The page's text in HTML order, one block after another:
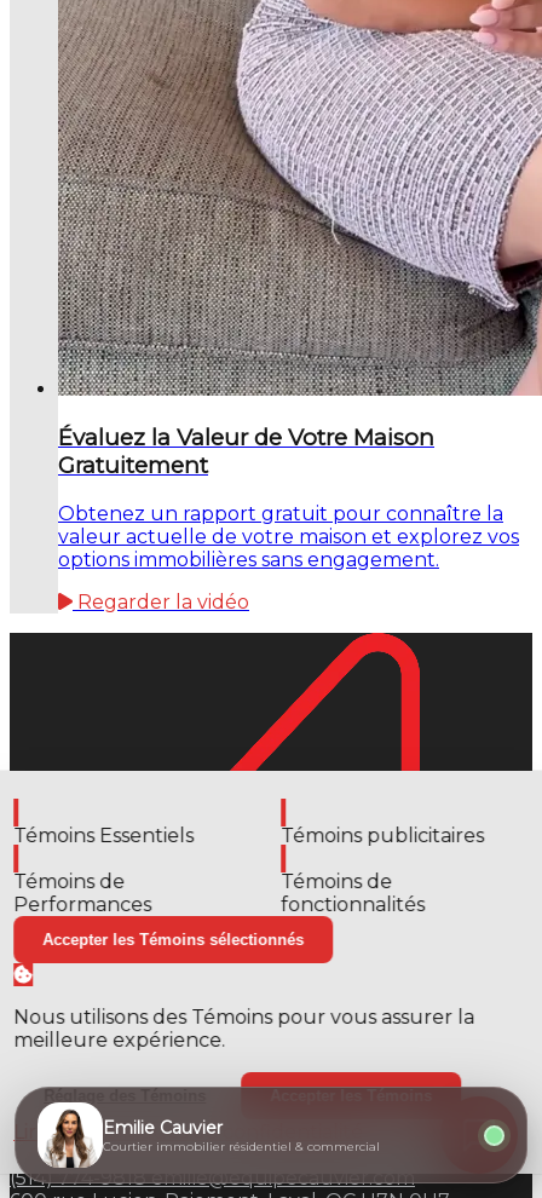
Évaluez la Valeur de Votre Maison
Gratuitement
Obtenez un rapport gratuit pour connaître la
valeur actuelle de votre maison et explorez vos
options immobilières sans engagement.
Regarder la vidéo
Emilie Cauvier
Courtier immobilier résidentiel et commercial
(514) 774-9818emilie@equipecauvier.com
Témoins Essentiels
Témoins de
Performances
Témoins publicitaires
Témoins de
fonctionnalités
Accepter les Témoins sélectionnés
Nous utilisons des Témoins pour vous assurer la
meilleure expérience.
Lire nos politiques de confidentialité
Emilie Cauvier
Courtier immobilier résidentiel & commercial